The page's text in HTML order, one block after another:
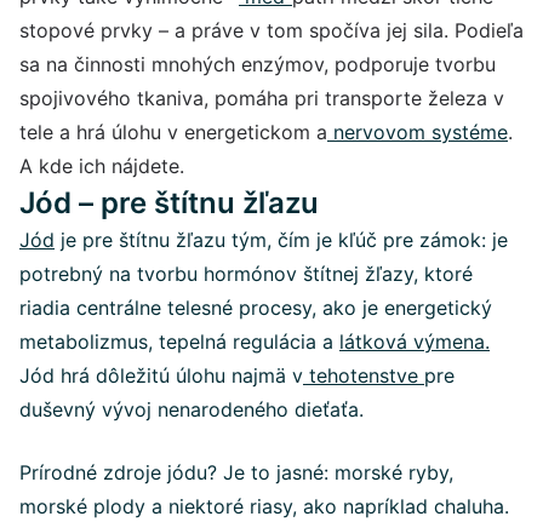
stopové prvky – a práve v tom spočíva jej sila. Podieľa
sa na činnosti mnohých enzýmov, podporuje tvorbu
spojivového tkaniva, pomáha pri transporte železa v
tele a hrá úlohu v energetickom a nervovom systéme.
A kde ich nájdete.
Jód – pre štítnu žľazu
Jód je pre štítnu žľazu tým, čím je kľúč pre zámok: je
potrebný na tvorbu hormónov štítnej žľazy, ktoré
riadia centrálne telesné procesy, ako je energetický
metabolizmus, tepelná regulácia a látková výmena.
Jód hrá dôležitú úlohu najmä v tehotenstve pre
duševný vývoj nenarodeného dieťaťa.
Prírodné zdroje jódu? Je to jasné: morské ryby,
morské plody a niektoré riasy, ako napríklad chaluha.